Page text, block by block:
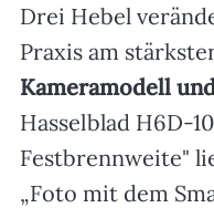
Drei Hebel
Praxis am
Kameramodell
Hasselblad H6D-
Festbrennweite"
„Foto mit dem